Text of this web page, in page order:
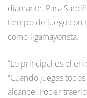
diamante. Para
tiempo de juego con
como ligamayorista.
“Lo principal es el
“Cuando juegas
alcance. Poder